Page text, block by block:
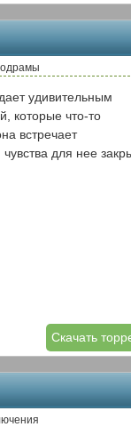
удивительным
которые что-то
встречает
для нее
Скачать